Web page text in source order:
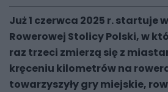
Już 1 czerwca 2025 r. startuje
Rowerowej Stolicy Polski, w
raz trzeci zmierzą się z
kręceniu kilometrów na
towarzyszyły gry miejskie,